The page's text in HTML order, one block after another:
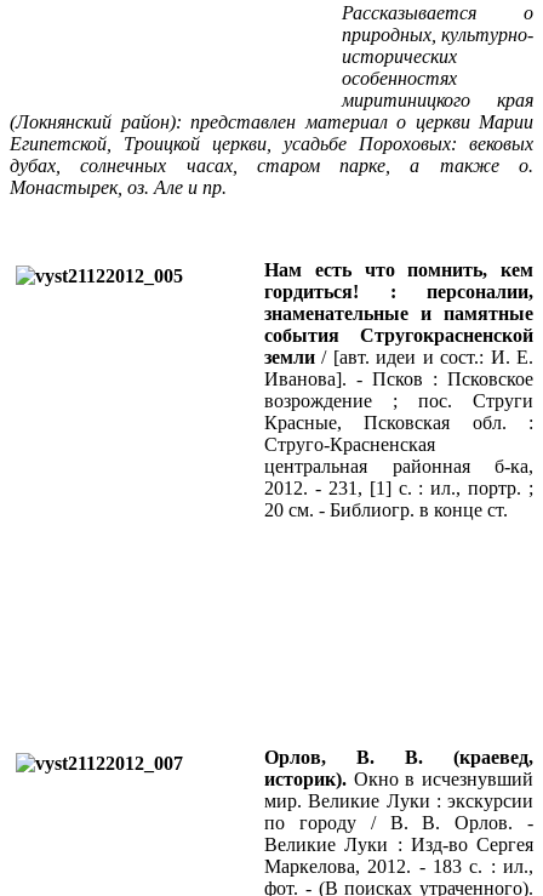
Рассказывается о
природных, культурно-
исторических
особенностях
миритиницкого края
(Локнянский район): представлен материал о церкви Марии
Египетской, Троицкой церкви, усадьбе Пороховых: вековых
дубах, солнечных часах, старом парке, а также о.
Монастырек, оз. Але и пр.
Нам есть что помнить, кем
гордиться! : персоналии,
знаменательные и памятные
события Стругокрасненской
земли / [авт. идеи и сост.: И. Е.
Иванова]. - Псков : Псковское
возрождение ; пос. Струги
Красные, Псковская обл. :
Струго-Красненская
центральная районная б-ка,
2012. - 231, [1] с. : ил., портр. ;
20 см. - Библиогр. в конце ст.
Орлов, В. В. (краевед,
историк). Окно в исчезнувший
мир. Великие Луки : экскурсии
по городу / В. В. Орлов. -
Великие Луки : Изд-во Сергея
Маркелова, 2012. - 183 с. : ил.,
фот. - (В поисках утраченного).